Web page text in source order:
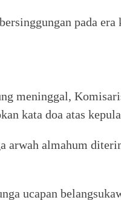
pada
meninggal,
kata doa atas
arwah almahum
ucapan